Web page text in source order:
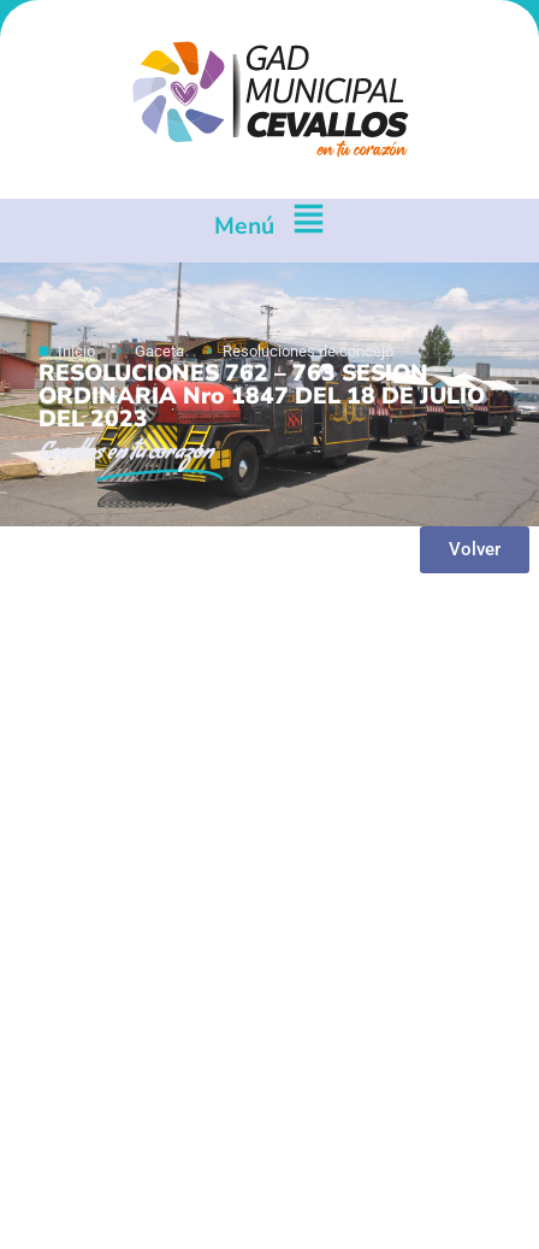
Menú
Inicio Gaceta Resoluciones de concejo
RESOLUCIONES 762 – 763 SESION
ORDINARIA Nro 1847 DEL 18 DE JULIO
DEL 2023
Cevallosen tu corazón
Volver